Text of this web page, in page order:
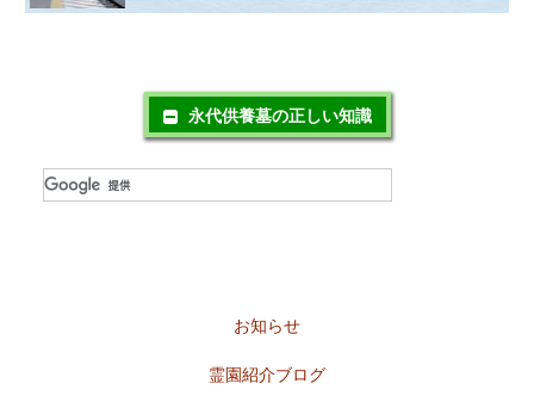
永代供養墓の正しい知識
お知らせ
霊園紹介ブログ